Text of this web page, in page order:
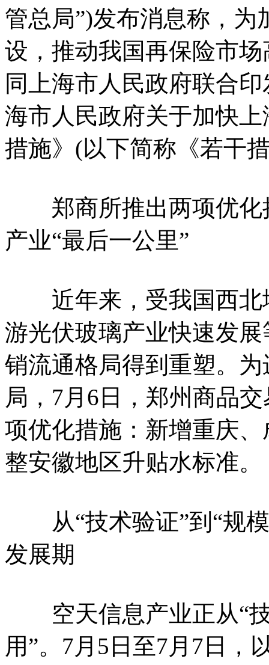
管总局”)发布消息称，
设，推动我国再保险市
同上海市人民政府联合
海市人民政府关于加快
措施》(以下简称《若干
郑商所推出两项优化
产业“最后一公里”
近年来，受我国西北
游光伏玻璃产业快速发
销流通格局得到重塑。
局，7月6日，郑州商品
项优化措施：新增重庆
整安徽地区升贴水标准。
从“技术验证”到“规模
发展期
空天信息产业正从“技
用”。7月5日至7月7日，